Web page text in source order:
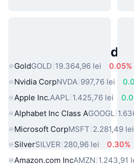
Active Populare din
GoldGOLD 19.364,96 lei
0.05%
Nvidia CorpNVDA 997,76 lei
Apple Inc.AAPL 1.425,76 lei
Alphabet Inc Class AGOOGL
Microsoft CorpMSFT 2.281,49 lei
SilverSILVER 280,96 lei
0.30%
Amazon.com IncAMZN 1.243,91